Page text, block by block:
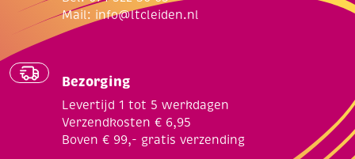
Mail: info@ltcleiden.nl
Bezorging
Levertijd 1 tot 5 werkdagen
Verzendkosten € 6,95
Boven € 99,- gratis verzending